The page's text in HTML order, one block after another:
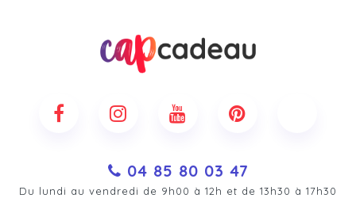
04 85 80 03 47
Du lundi au vendredi de 9h00 à 12h et de 13h30 à 17h30